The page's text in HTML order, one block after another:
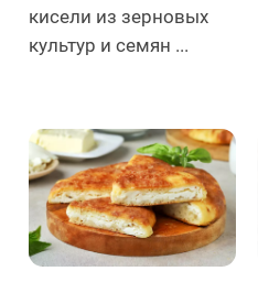
кисели из зерновых
культур и семян ...